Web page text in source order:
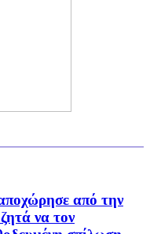
από την
να τον